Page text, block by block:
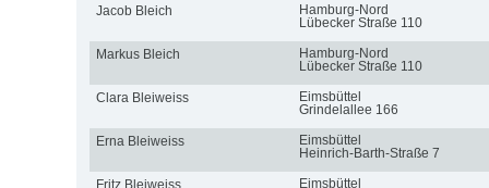
Jacob Bleich
Hamburg-Nord
Lübecker Straße 110
Markus Bleich
Hamburg-Nord
Lübecker Straße 110
Clara Bleiweiss
Eimsbüttel
Grindelallee 166
Erna Bleiweiss
Eimsbüttel
Heinrich-Barth-Straße 7
Fritz Bleiweiss
Eimsbüttel